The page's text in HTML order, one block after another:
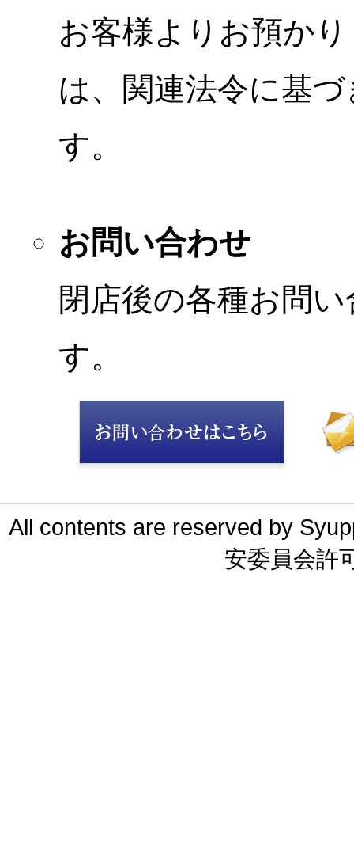
お客様よりお預か
は、関連法令に基
す。
お問い合わせ
閉店後の各種お問
す。
All contents are reserved by
安委員会許